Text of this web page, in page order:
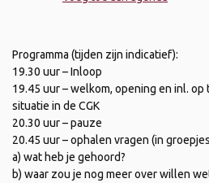
Programma (tijden zijn indicatief):
19.30 uur – Inloop
19.45 uur – welkom, opening en inl.
situatie in de CGK
20.30 uur – pauze
20.45 uur – ophalen vragen (in
a) wat heb je gehoord?
b) waar zou je nog meer over willen